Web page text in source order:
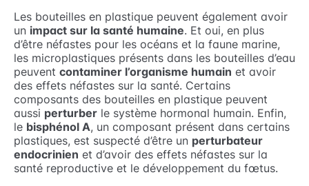
Les bouteilles en plastique peuvent également avoir
un impact sur la santé humaine. Et oui, en plus
d’être néfastes pour les océans et la faune marine,
les microplastiques présents dans les bouteilles d’eau
peuvent contaminer l’organisme humain et avoir
des effets néfastes sur la santé. Certains
composants des bouteilles en plastique peuvent
aussi perturber le système hormonal humain. Enfin,
le bisphénol A, un composant présent dans certains
plastiques, est suspecté d’être un perturbateur
endocrinien et d’avoir des effets néfastes sur la
santé reproductive et le développement du fœtus.